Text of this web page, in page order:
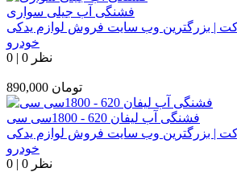
فشنگی آب جیلی سواری
| بزرگترین وب سایت فروش لوازم یدکی
خودرو
0 | 0 نظر
890,000 تومان
فشنگی آب لیفان 620 - 1800سی سی
| بزرگترین وب سایت فروش لوازم یدکی
خودرو
0 | 0 نظر